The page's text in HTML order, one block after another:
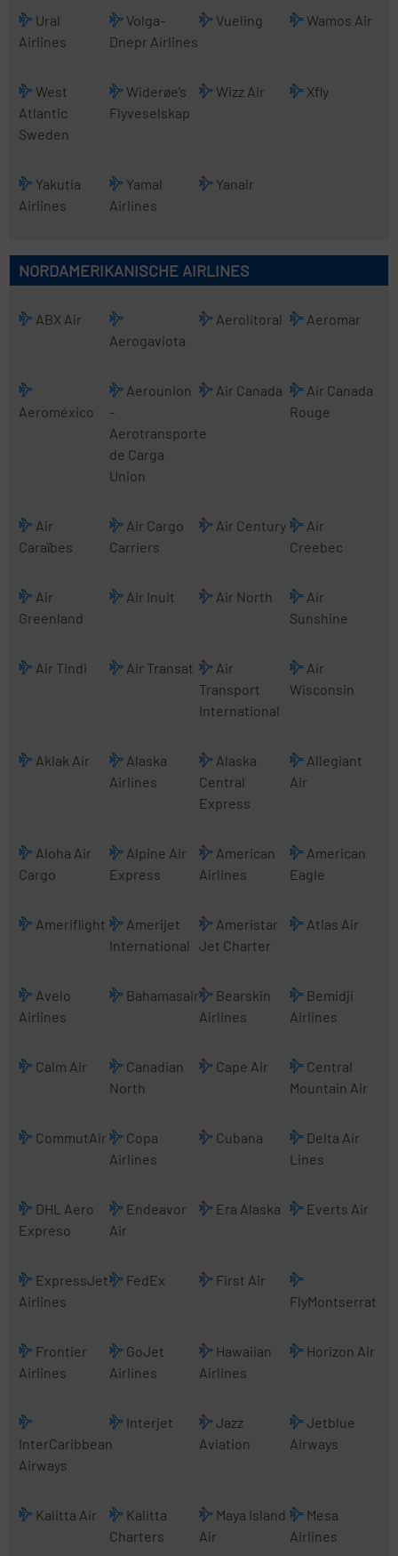
Ural
Airlines
Volga-
Dnepr Airlines
Vueling Wamos Air
West
Atlantic
Sweden
Widerøe’s
Flyveselskap
Wizz Air Xfly
Yakutia
Airlines
Yamal
Airlines
Yanair
NORDAMERIKANISCHE AIRLINES
ABX Air
Aerogaviota
Aerolitoral Aeromar
Aeroméxico
Aerounion
-
Aerotransporte
de Carga
Union
Air Canada
Air Canada
Rouge
Air
Caraïbes
Air Cargo
Carriers
Air Century
Air
Creebec
Air
Greenland
Air Inuit Air North
Air
Sunshine
Air Tindi Air Transat
Air
Transport
International
Air
Wisconsin
Aklak Air
Alaska
Airlines
Alaska
Central
Express
Allegiant
Air
Aloha Air
Cargo
Alpine Air
Express
American
Airlines
American
Eagle
Ameriflight
Amerijet
International
Ameristar
Jet Charter
Atlas Air
Avelo
Airlines
Bahamasair
Bearskin
Airlines
Bemidji
Airlines
Calm Air
Canadian
North
Cape Air
Central
Mountain Air
CommutAir
Copa
Airlines
Cubana
Delta Air
Lines
DHL Aero
Expreso
Endeavor
Air
Era Alaska Everts Air
ExpressJet
Airlines
FedEx
First Air
FlyMontserrat
Frontier
Airlines
GoJet
Airlines
Hawaiian
Airlines
Horizon Air
InterCaribbean
Airways
Interjet
Jazz
Aviation
Jetblue
Airways
Kalitta Air
Kalitta
Charters
Maya Island
Air
Mesa
Airlines